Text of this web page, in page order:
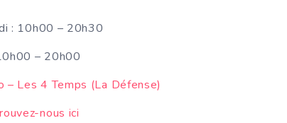
: 10h00 – 20h30
– 20h00
– Les 4 Temps (La Défense)
nous ici